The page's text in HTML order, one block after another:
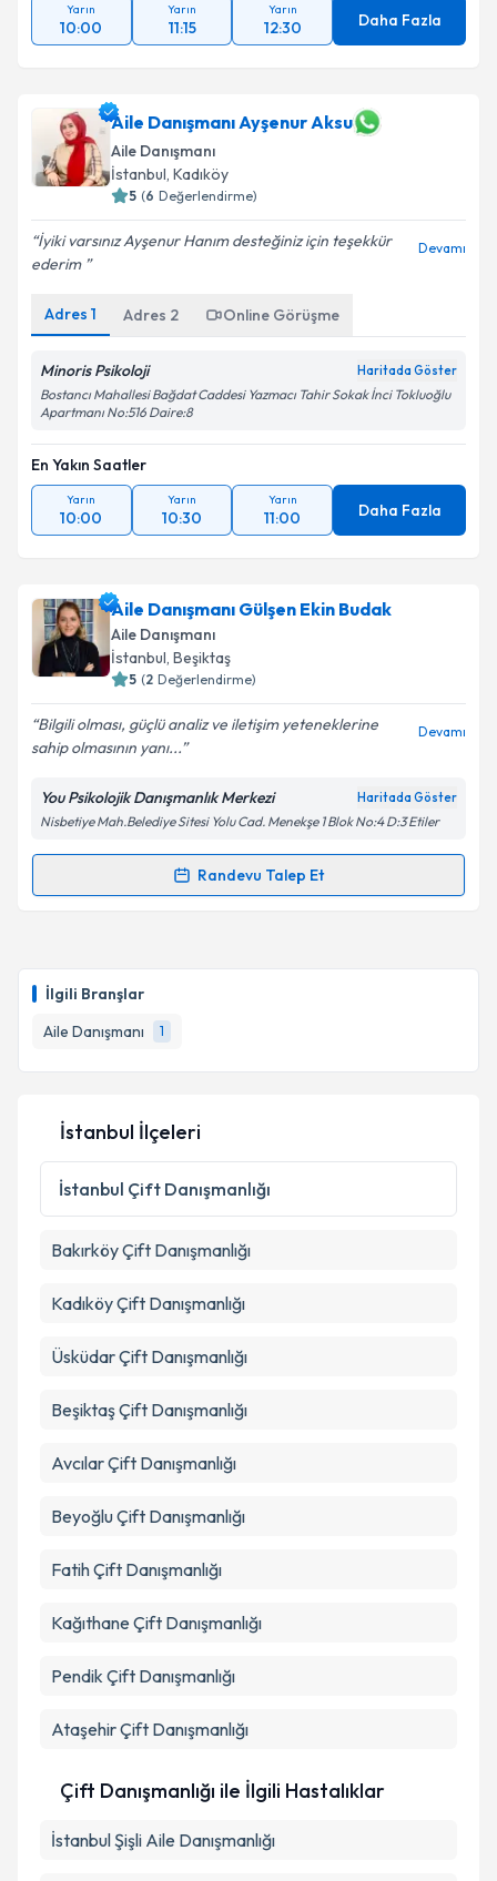
İlgili Branşlar
Aile Danışmanı
1
Yarın
10:00
Yarın
11:15
Yarın
12:30 Daha Fazla
Aile Danışmanı Ayşenur Aksu
Aile Danışmanı
İstanbul, Kadıköy
5 (6 Değerlendirme)
İyiki varsınız Ayşenur Hanım desteğiniz için teşekkür
ederim ️
Devamı
Adres 1 Adres 2 Online Görüşme
Minoris Psikoloji Haritada Göster
Bostancı Mahallesi Bağdat Caddesi Yazmacı Tahir Sokak İnci Tokluoğlu
Apartmanı No:516 Daire:8
En Yakın Saatler
Yarın
10:00
Yarın
10:30
Yarın
11:00 Daha Fazla
Aile Danışmanı Gülşen Ekin Budak
Aile Danışmanı
İstanbul, Beşiktaş
5 (2 Değerlendirme)
Bilgili olması, güçlü analiz ve iletişim yeteneklerine
sahip olmasının yanı...
Devamı
You Psikolojik Danışmanlık Merkezi Haritada Göster
Nisbetiye Mah.Belediye Sitesi Yolu Cad. Menekşe 1 Blok No:4 D:3 Etiler
Randevu Talep Et
Randevu Takvimi Talebi
almanız için bir takvim hazırlandığında e-posta ile
bilgilendireceğiz.
E-posta Adresiniz
Kişisel verilerimin işlenmesine ilişkin
Metni 'ni okudum ve kişisel verilerimin belirtilen
Takvim Talebini Gönder
İstanbul İlçeleri
İstanbul Çift Danışmanlığı
BakırköyÇift Danışmanlığı
KadıköyÇift Danışmanlığı
ÜsküdarÇift Danışmanlığı
BeşiktaşÇift Danışmanlığı
AvcılarÇift Danışmanlığı
BeyoğluÇift Danışmanlığı
FatihÇift Danışmanlığı
Kağıthane Çift Danışmanlığı
Pendik Çift Danışmanlığı
AtaşehirÇift Danışmanlığı
Çift Danışmanlığı ile İlgili Hastalıklar
İstanbul Şişli Aile Danışmanlığı